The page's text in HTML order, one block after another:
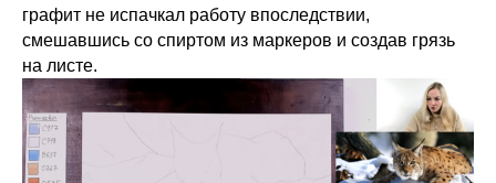
графит не испачкал работу впоследствии,
смешавшись со спиртом из маркеров и создав грязь
на листе.